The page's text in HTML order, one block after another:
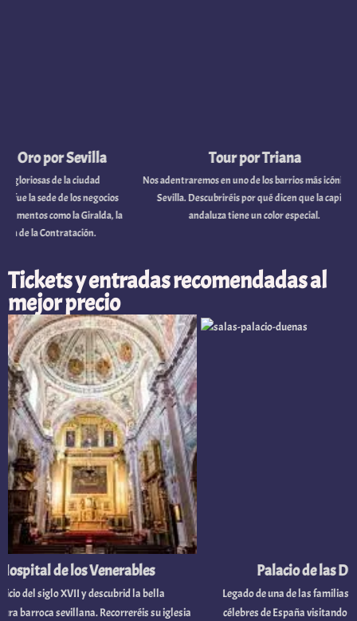
capital
Tour por Triana
Nos adentraremos en uno de los barrios más icónicos de
Sevilla. Descubriréis por qué dicen que la capital
andaluza tiene un color especial.
ciudad
negocios
la Giralda, la
Tickets y entradas recomendadas al
mejor precio
Palacio de las
Legado de una de las familias
célebres de España visitando el
de los Venerables
siglo XVII y descubrid la bella
sevillana. Recorreréis su iglesia